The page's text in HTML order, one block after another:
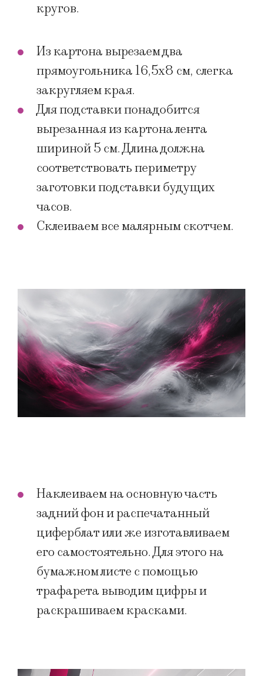
кругов.
Из картона вырезаем два
прямоугольника 16,5х8 см, слегка
закругляем края.
Для подставки понадобится
вырезанная из картона лента
шириной 5 см. Длина должна
соответствовать периметру
заготовки подставки будущих
часов.
Склеиваем все малярным скотчем.
Наклеиваем на основную часть
задний фон и распечатанный
циферблат или же изготавливаем
его самостоятельно. Для этого на
бумажном листе с помощью
трафарета выводим цифры и
раскрашиваем красками.